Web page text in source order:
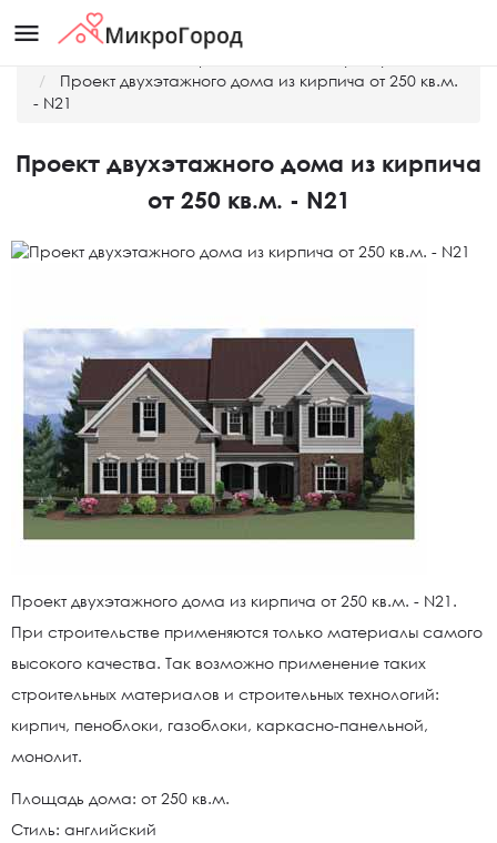
menu
Проект двухэтажного дома из кирпича от 250 кв.м.
- N21
Проект двухэтажного дома из кирпича
от 250 кв.м. - N21
Проект двухэтажного дома из кирпича от 250 кв.м. - N21.
При строительстве применяются только материалы самого
высокого качества. Так возможно применение таких
строительных материалов и строительных технологий:
кирпич, пеноблоки, газоблоки, каркасно-панельной,
монолит.
Площадь дома: от 250 кв.м.
Стиль: английский